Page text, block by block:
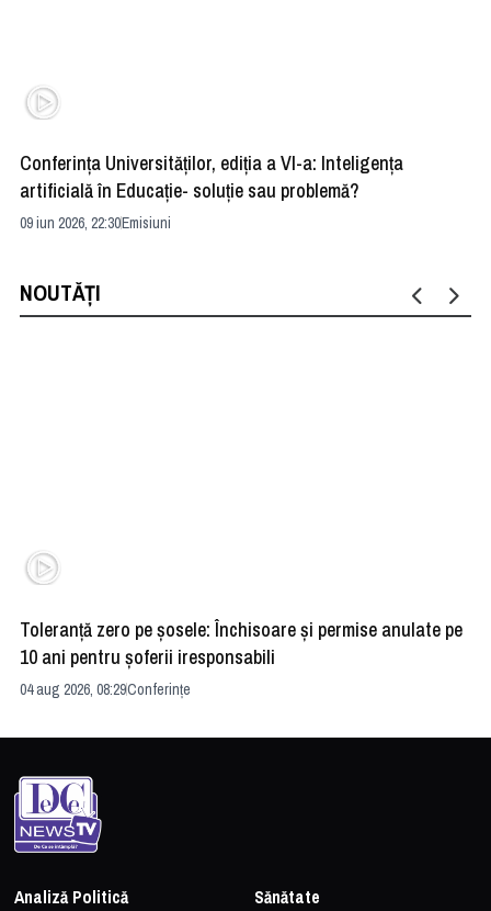
Conferința Universităților, ediția a VI-a: Inteligența
artificială în Educație- soluție sau problemă?
09 iun 2026, 22:30Emisiuni
NOUTĂȚI
Toleranță zero pe șosele: Închisoare și permise anulate pe
10 ani pentru șoferii iresponsabili
04 aug 2026, 08:29Conferințe
Analiză Politică
Sănătate